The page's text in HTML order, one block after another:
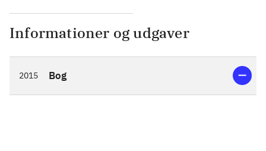
Informationer og udgaver
2015 Bog